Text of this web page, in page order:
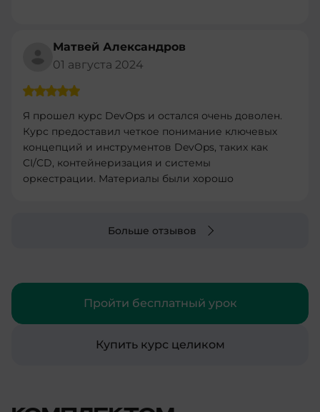
Матвей Александров
01 августа 2024
Я прошел курс DevOps и остался очень доволен.
Курс предоставил четкое понимание ключевых
концепций и инструментов DevOps, таких как
CI/CD, контейнеризация и системы
оркестрации. Материалы были хорошо
помогли закрепить теорию. Рекомендую этот
Больше отзывов
Пройти бесплатный урок
Купить курс целиком